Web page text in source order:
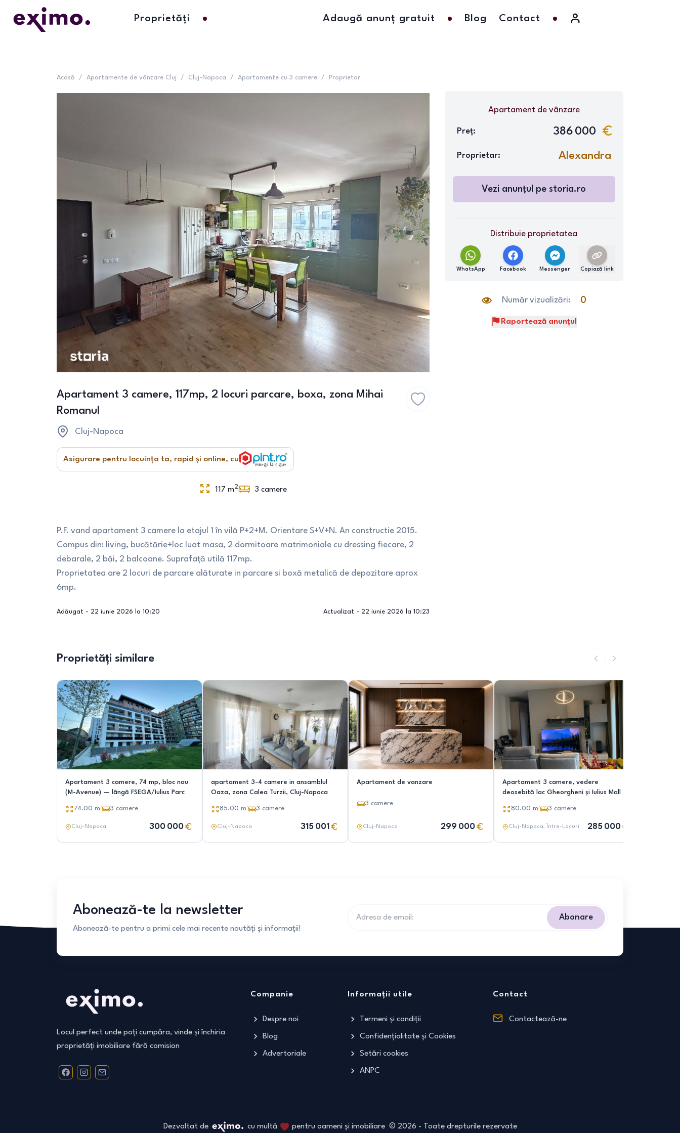
Proprietăți Adaugă anunț gratuit Blog Contact
Acasă / Apartamente de vânzare Cluj / Cluj-Napoca / Apartamente cu 3 camere / Proprietar
Apartament 3 camere, 117mp, 2 locuri parcare, boxa, zona Mihai
Romanul
Cluj-Napoca
Asigurare pentru locuința ta, rapid și online, cu
117 m2 3 camere
P.F. vand apartament 3 camere la etajul 1 în vilă P+2+M. Orientare S+V+N. An constructie 2015.
Compus din: living, bucătărie+loc luat masa, 2 dormitoare matrimoniale cu dressing fiecare, 2
debarale, 2 băi, 2 balcoane. Suprafață utilă 117mp.
Proprietatea are 2 locuri de parcare alăturate in parcare si boxă metalică de depozitare aprox
6mp.
Adăugat - 22 iunie 2026 la 10:20 Actualizat - 22 iunie 2026 la 10:23
Apartamentde vânzare
Preț: 386 000
Proprietar: Alexandra
Vezi anunțul pestoria.ro
Distribuie proprietatea
WhatsApp Facebook Messenger Copiază link
Număr vizualizări: 0
Raportează anunțul
Proprietăți similare
Apartament 3 camere, 74 mp, bloc nou
(M-Avenue) — lângă FSEGA/Iulius Parc
74.00 m² 3 camere
Cluj-Napoca 300 000
apartament 3-4 camere in ansamblul
Oaza, zona Calea Turzii, Cluj-Napoca
85.00 m² 3 camere
Cluj-Napoca 315 001
Apartament de vanzare
3 camere
Cluj-Napoca 299 000
Apartament 3 camere, vedere
deosebită lac Gheorgheni și Iulius Mall
80.00 m² 3 camere
Cluj-Napoca, Între-Lacuri 285 000
Abonează-te la newsletter
Abonează-te pentru a primi cele mai recente noutăți și informații!
Abonare
Locul perfect unde poți cumpăra, vinde și închiria
proprietăți imobiliare fără comision
Companie
Despre noi
Blog
Advertoriale
Informații utile
Termeni și condiții
Confidențialitate și Cookies
Setări cookies
ANPC
Contact
Contactează-ne
Dezvoltat de cu multă pentru oameni și imobiliare© 2026 - Toate drepturile rezervate